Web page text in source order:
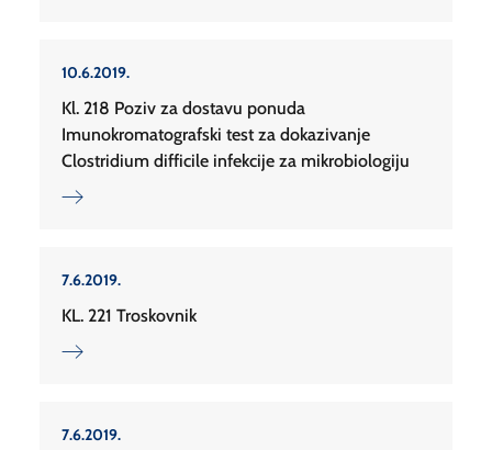
10.6.2019.
Kl. 218 Poziv za dostavu ponuda
Imunokromatografski test za dokazivanje
Clostridium difficile infekcije za mikrobiologiju
7.6.2019.
KL. 221 Troskovnik
7.6.2019.